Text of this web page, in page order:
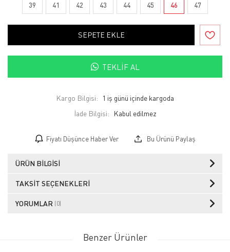
39 41 42 43 44 45 46 47
SEPETE EKLE
TEKLIF AL
Kargo Bilgisi:
1 iş günü içinde kargoda
İade Bilgisi:
Fiyatı Düşünce Haber Ver Bu Ürünü Paylaş
ÜRÜN BILGISI
TAKSIT SEÇENEKLERI
YORUMLAR (0)
Benzer Ürünler